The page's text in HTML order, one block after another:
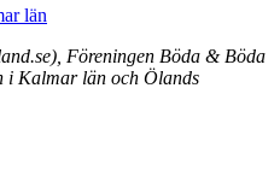
Föreningen Böda & Böda
i Kalmar län och Ölands